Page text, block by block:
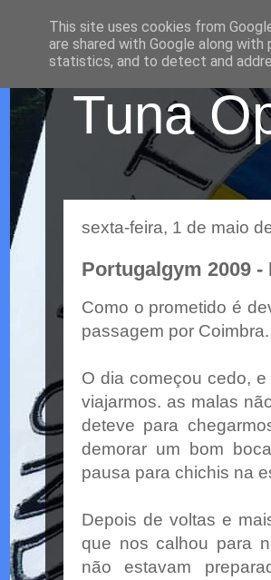
Tuna
sexta-feira, 1 de maio
Portugalgym 2009 -
Como o prometido é
passagem por Coimbra.
O dia começou cedo,
viajarmos. as malas
deteve para
demorar um bom
pausa para chichis na
Depois de voltas e
que nos calhou para
não estavam
This site uses cookies from
are shared with Google along
statistics, and to detect and